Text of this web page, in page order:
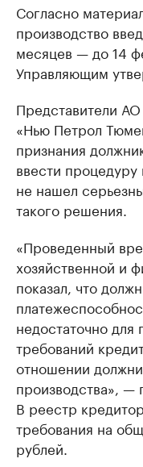
Согласно
производство
месяцев — до 14
Управляющим
Представители
«Нью Петрол
признания
ввести
не нашел
такого решения.
«Проведенный
хозяйственной и
показал, что
недостаточно для
требований
отношении
производства», —
В реестр
требования на
рублей.